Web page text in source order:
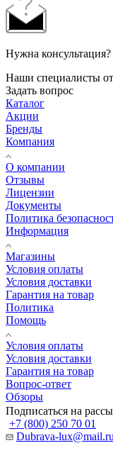
Нужна консультация?
Наши специалисты
Задать вопрос
Каталог
Акции
Бренды
Компания
О компании
Отзывы
Лицензии
Документы
Политика
Информация
Магазины
Условия оплаты
Условия доставки
Гарантия на товар
Политика
Помощь
Условия оплаты
Условия доставки
Гарантия на товар
Вопрос-ответ
Обзоры
Подписаться на
+7 (800) 250 70 01
Dubrava-lux@mail.ru